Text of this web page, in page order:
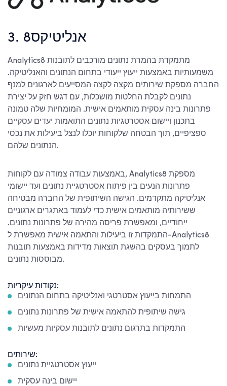
3. אנליטיקס8
Analytics8 מתמקדת בהמרת נתונים מורכבים לתובנות
משמעותיות באמצעות ייעוץ ייעודי בתחום הנתונים והאנליטיקה.
החברה מספקת שירותים מקצה לקצה המסייעים לארגונים למנף
נתונים לקבלת החלטות מושכלות, עם דגש חזק על יצירת
פתרונות בינה עסקית מותאמים אישית. המומחיות שלה טמונה
בתכנון ויישום אסטרטגיות נתונים התואמות יעדים עסקיים
ספציפיים, תוך הבטחה שלקוחות יוכלו לנצל ביעילות את נכסי
הנתונים שלהם.
באמצעות עבודה צמודה עם לקוחות, Analytics8 מספקת
פתרונות הנעים בין פיתוח אסטרטגיית נתונים ועד יישומי
אנליטיקה מתקדמים. הגישה השיתופית של החברה מבטיחה
ששירותיה מותאמים אישית כדי לעמוד באתגרים ארגוניים
ייחודיים, ומאפשרת פריסה מהירה של פתרונות נתונים.
התמקדות זו ביעילות והתאמה אישית מאפשרת ל-Analytics8
לתמוך בעסקים בהשגת תוצאות מדידות באמצעות תובנות
מבוססות נתונים.
נקודות עיקריות:
התמחות בייעוץ אסטרטגי ואנליטיקה בתחום הנתונים
גישה שיתופית להתאמה אישית של פתרונות נתונים
התמקדות בתרגום נתונים לתובנות עסקיות מעשיות
שירותים:
ייעוץ אסטרטגיית נתונים
יישום בינה עסקית